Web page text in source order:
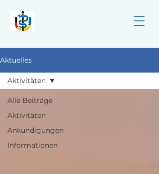
Aktuelles
Alle Beiträge
Aktivitäten
Ankündigungen
Informationen
Aktivitäten